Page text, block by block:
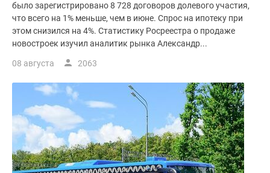
Строящиеся
коттеджные
поселки
Коттеджные
поселки
Коттеджные
поселки
водоема
Коттеджные
было зарегистрировано 8 728 договоров долевого участия,
что всего на 1% меньше, чем в июне. Спрос на ипотеку при
этом снизился на 4%. Статистику Росреестра о продаже
новостроек изучил аналитик рынка Александр...
08 августа 2063